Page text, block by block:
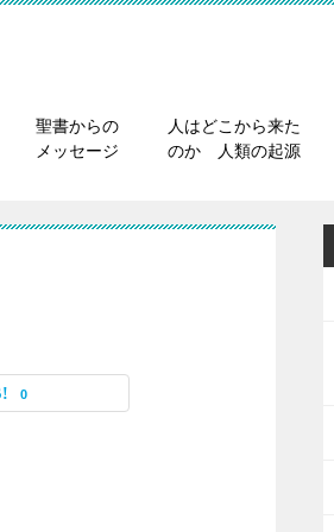
聖書からの
メッセージ
人はどこから来た
のか 人類の起源
0